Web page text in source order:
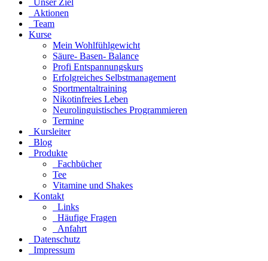
Unser Ziel
Aktionen
Team
Kurse
Mein Wohlfühlgewicht
Säure- Basen- Balance
Profi Entspannungskurs
Erfolgreiches Selbstmanagement
Sportmentaltraining
Nikotinfreies Leben
Neurolinguistisches Programmieren
Termine
Kursleiter
Blog
Produkte
Fachbücher
Tee
Vitamine und Shakes
Kontakt
Links
Häufige Fragen
Anfahrt
Datenschutz
Impressum